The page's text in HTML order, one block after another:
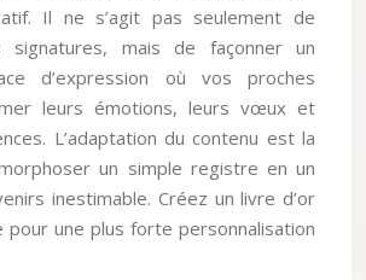
Il ne s’agit pas seulement de
signatures, mais de façonner un
d’expression où vos proches
leurs émotions, leurs vœux et
L’adaptation du contenu est la
un simple registre en un
inestimable. Créez un livre d’or
pour une plus forte personnalisation